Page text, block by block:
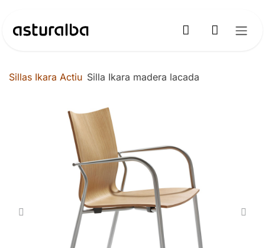
Sillas Ikara Actiu Silla Ikara madera lacada